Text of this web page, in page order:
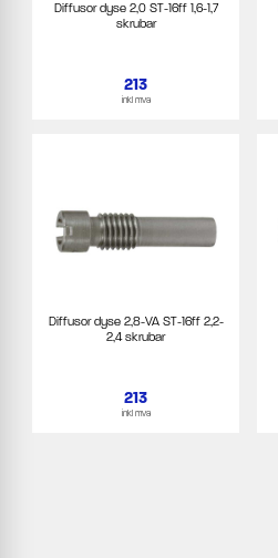
Diffusor dyse 2,0 ST-16ff 1,6-1,7
skrubar
213
inkl mva
Diffusor dyse 2,8-VA ST-16ff 2,2-
2,4 skrubar
213
inkl mva